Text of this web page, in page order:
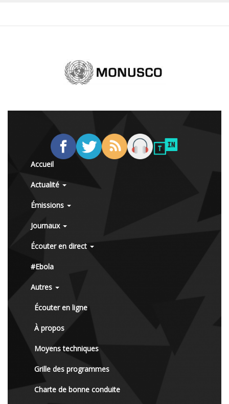
Accueil
Actualité
Émissions
Journaux
Écouter en direct
#Ebola
Autres
Écouter en ligne
À propos
Moyens techniques
Grille des programmes
Charte de bonne conduite